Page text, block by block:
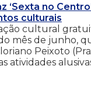
‘Sexta no
culturais
cultural
mês de junho,
Peixoto
atividades